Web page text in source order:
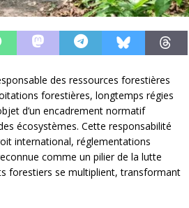
des ressources forestières
forestières, longtemps régies
d’un encadrement normatif
écosystèmes. Cette responsabilité
international, réglementations
comme un pilier de la lutte
forestiers se multiplient, transformant